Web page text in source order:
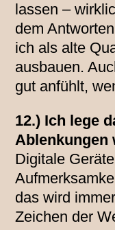
lassen –
dem
ich als alte
ausbauen.
gut anfühlt,
12.) Ich lege
Ablenkungen
Digitale
das wird
Zeichen der